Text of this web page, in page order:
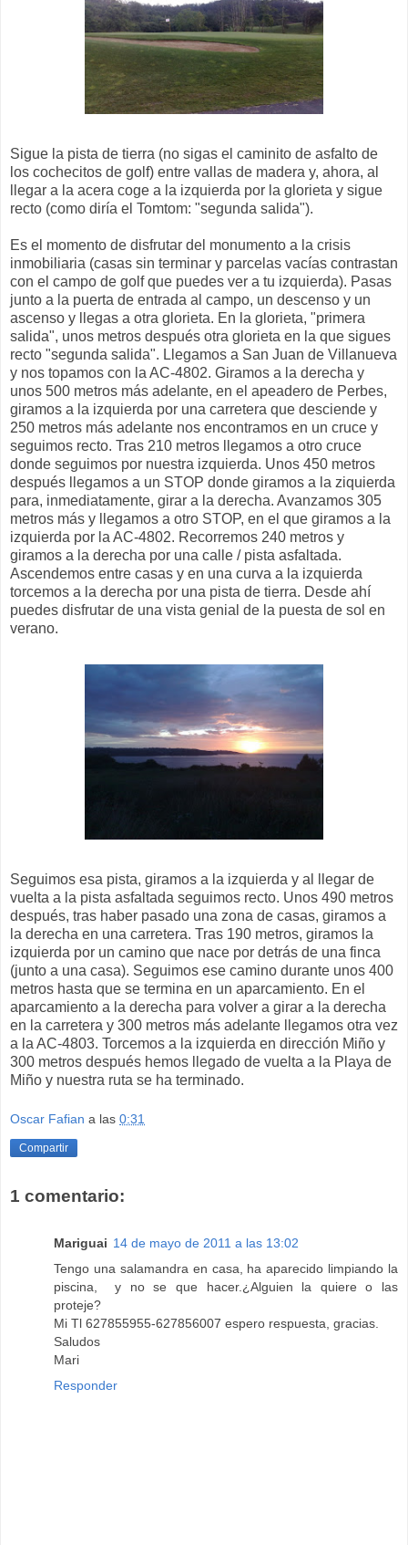
Sigue la pista de tierra (no sigas el caminito de asfalto de
los cochecitos de golf) entre vallas de madera y, ahora, al
llegar a la acera coge a la izquierda por la glorieta y sigue
recto (como diría el Tomtom: "segunda salida").
Es el momento de disfrutar del monumento a la crisis
inmobiliaria (casas sin terminar y parcelas vacías contrastan
con el campo de golf que puedes ver a tu izquierda). Pasas
junto a la puerta de entrada al campo, un descenso y un
ascenso y llegas a otra glorieta. En la glorieta, "primera
salida", unos metros después otra glorieta en la que sigues
recto "segunda salida". Llegamos a San Juan de Villanueva
y nos topamos con la AC-4802. Giramos a la derecha y
unos 500 metros más adelante, en el apeadero de Perbes,
giramos a la izquierda por una carretera que desciende y
250 metros más adelante nos encontramos en un cruce y
seguimos recto. Tras 210 metros llegamos a otro cruce
donde seguimos por nuestra izquierda. Unos 450 metros
después llegamos a un STOP donde giramos a la ziquierda
para, inmediatamente, girar a la derecha. Avanzamos 305
metros más y llegamos a otro STOP, en el que giramos a la
izquierda por la AC-4802. Recorremos 240 metros y
giramos a la derecha por una calle / pista asfaltada.
Ascendemos entre casas y en una curva a la izquierda
torcemos a la derecha por una pista de tierra. Desde ahí
puedes disfrutar de una vista genial de la puesta de sol en
verano.
Seguimos esa pista, giramos a la izquierda y al llegar de
vuelta a la pista asfaltada seguimos recto. Unos 490 metros
después, tras haber pasado una zona de casas, giramos a
la derecha en una carretera. Tras 190 metros, giramos la
izquierda por un camino que nace por detrás de una finca
(junto a una casa). Seguimos ese camino durante unos 400
metros hasta que se termina en un aparcamiento. En el
aparcamiento a la derecha para volver a girar a la derecha
en la carretera y 300 metros más adelante llegamos otra vez
a la AC-4803. Torcemos a la izquierda en dirección Miño y
300 metros después hemos llegado de vuelta a la Playa de
Miño y nuestra ruta se ha terminado.
Oscar Fafian a las 0:31
Compartir
1 comentario:
Mariguai 14 de mayo de 2011 a las 13:02
Tengo una salamandra en casa, ha aparecido limpiando la
piscina, y no se que hacer.¿Alguien la quiere o las
proteje?
Mi Tl 627855955-627856007 espero respuesta, gracias.
Saludos
Mari
Responder